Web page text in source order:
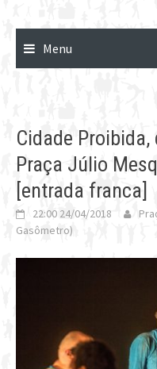
Menu
Cidade
Praça Júlio
[entrada franca]
22:00 24/04/2018
Gasômetro)